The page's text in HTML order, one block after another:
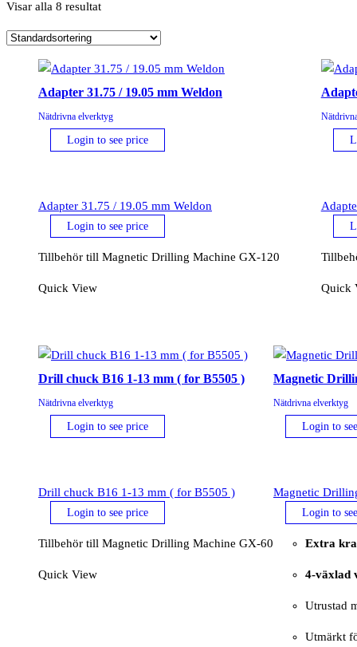
Visar alla 8 resultat
Adapter 31.75 / 19.05 mm Weldon
Nätdrivna elverktyg
Login to see price
Adapter 31.75 / 19.05 mm Weldon
Login to see price
Tillbehör till Magnetic Drilling Machine GX-120
Quick View Quick
Drill chuck B16 1-13 mm ( for B5505 )
Nätdrivna elverktyg
Login to see price
Drill chuck B16 1-13 mm ( for B5505 )
Login to see price
Tillbehör till Magnetic Drilling Machine GX-60
Quick View
Magnetic
Nätdrivna elverktyg
Login to
Magnetic
Login to
Extra
4-växlad
Utrustad
Utmärkt